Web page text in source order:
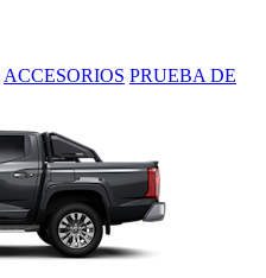
ACCESORIOS PRUEBA DE